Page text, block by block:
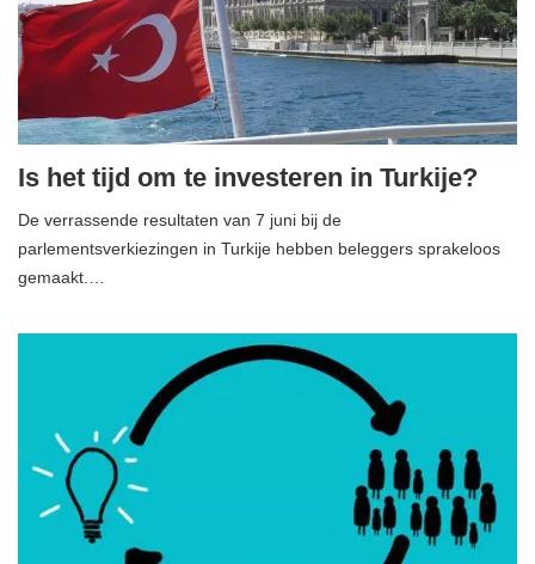
Is het tijd om te investeren in Turkije?
De verrassende resultaten van 7 juni bij de
parlementsverkiezingen in Turkije hebben beleggers sprakeloos
gemaakt.…